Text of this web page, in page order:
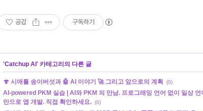
공감 구독하기
'Catchup AI ' 카테고리의 다른 글
🍄 시애틀 송이버섯과 🤖 AI 이야기 🚀 그리고 앞으로의 계획 (0)
AI-powered PKM 실습 | AI와 PKM 의 만남. 프로그래밍 언어 없이 일상 언
만으로 앱 개발. 직접 확인하세요. (0)